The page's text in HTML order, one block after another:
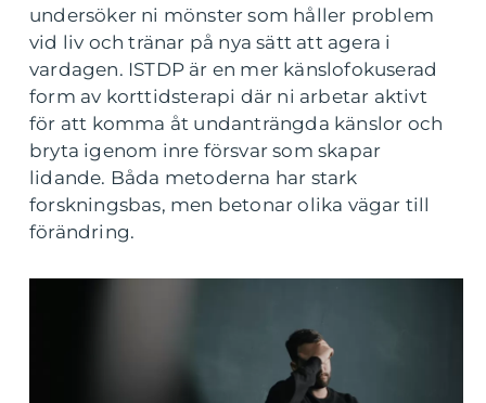
undersöker ni mönster som håller problem
vid liv och tränar på nya sätt att agera i
vardagen. ISTDP är en mer känslofokuserad
form av korttidsterapi där ni arbetar aktivt
för att komma åt undanträngda känslor och
bryta igenom inre försvar som skapar
lidande. Båda metoderna har stark
forskningsbas, men betonar olika vägar till
förändring.